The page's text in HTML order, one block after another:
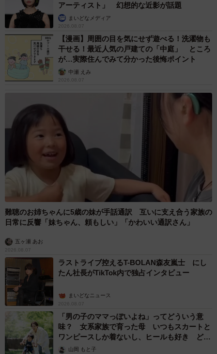
アーティスト」 幻想的な近影が話題
まいどなメディア
2026.08.07
【漫画】周囲の目を気にせず遊べる！洗濯物も
干せる！最近人気の戸建ての「中庭」 ところ
が…実際住んでみて分かった後悔ポイント
中瀬 えみ
2026.08.07
難聴のお姉ちゃんに5歳の妹が手話通訳 互いに支え合う家族の
日常に反響「妹ちゃん、頼もしい」「かわいい通訳さん」
五ヶ瀬 あお
2026.08.07
ラストライブ控えるT-BOLAN森友嵐士 にし
たん社長がTikTok内で独占インタビュー
まいどなニュース
2026.08.07
「男の子のママっぽいよね」ってどういう意
味？ 女系家族で育った母 いつもスカートと
ワンピースしか着ないし、ヒールも好き どの
へんが…
山岡 もと子